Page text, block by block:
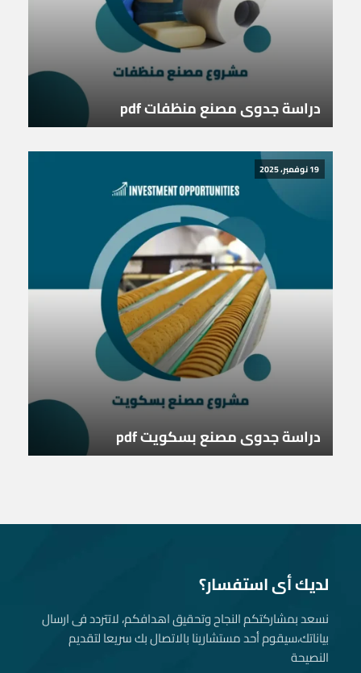
دراسة جدوى مصنع منظفات pdf
19 نوفمبر، 2025
دراسة جدوى مصنع بسكويت pdf
لديك أى استفسار؟
نسعد بمشاركتكم النجاح وتحقيق اهدافكم، لاتتردد فى ارسال
بياناتك، سيقوم أحد مستشارينا بالاتصال بك سريعا لتقديم
النصيحة